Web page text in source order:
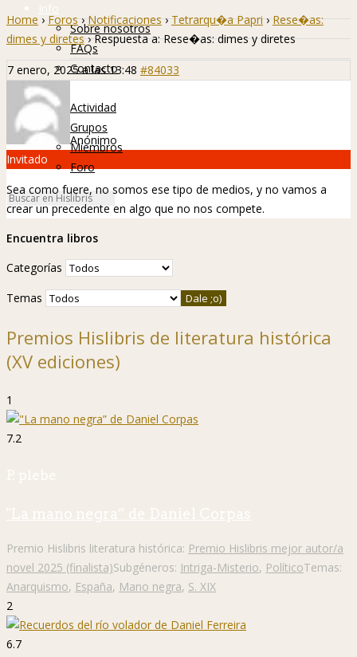
Info
Sobre nosotros
FAQs
Contacto
Hislibreños
Actividad
Grupos
Miembros
Foro
Home › Foros › Notificaciones › Tetrarqu�a Papri › Rese�as:
dimes y diretes › Respuesta a: Rese�as: dimes y diretes
7 enero, 2025 a las 13:48 #84033
Anónimo
Invitado
Sea como fuere, no somos ese tipo de medios, y no vamos a
crear un precedente en algo que no nos compete.
Encuentra libros
Categorías
Temas
Premios Hislibris de literatura histórica
(XV ediciones)
1
7.2
P. plebe
"La mano negra” de Daniel Corpas
Premio Hislibris literatura histórica: Premio Hislibris mejor autor/a
novel 2025 (finalista)Subgéneros: Intriga-Misterio, PolíticoTemas:
Anarquismo, España, Mano negra, S. XIX
2
6.7